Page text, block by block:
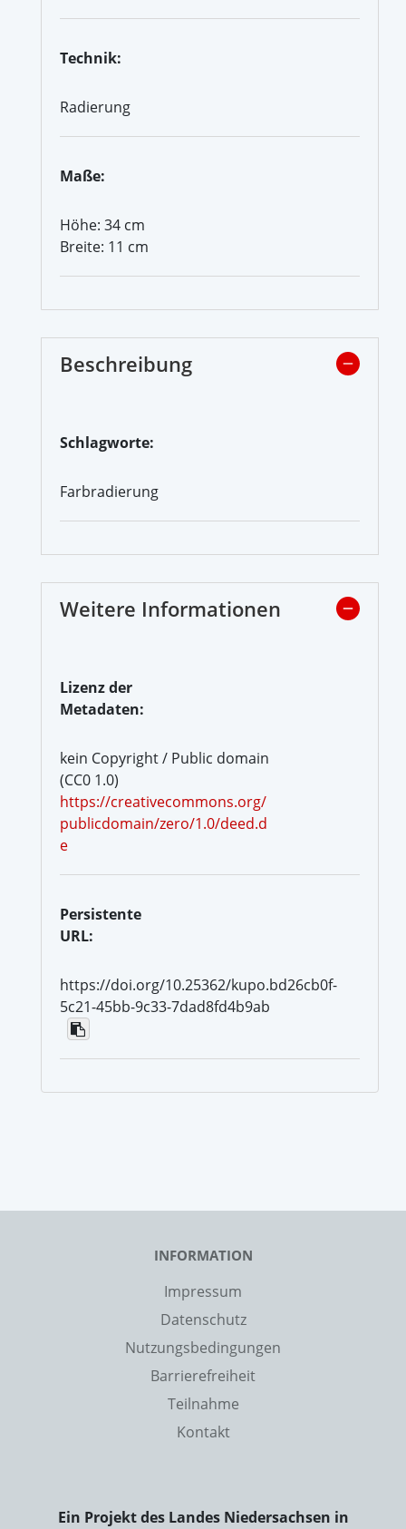
Technik:
Radierung
Maße:
Höhe: 34 cm
Breite: 11 cm
Beschreibung
Schlagworte:
Farbradierung
Weitere Informationen
Lizenz der
Metadaten:
kein Copyright / Public domain
(CC0 1.0)
https://creativecommons.org/
publicdomain/zero/1.0/deed.d
e
Persistente
URL:
https://doi.org/10.25362/kupo.bd26cb0f-
5c21-45bb-9c33-7dad8fd4b9ab
INFORMATION
Impressum
Datenschutz
Nutzungsbedingungen
Barrierefreiheit
Teilnahme
Kontakt
Ein Projekt des Landes Niedersachsen in